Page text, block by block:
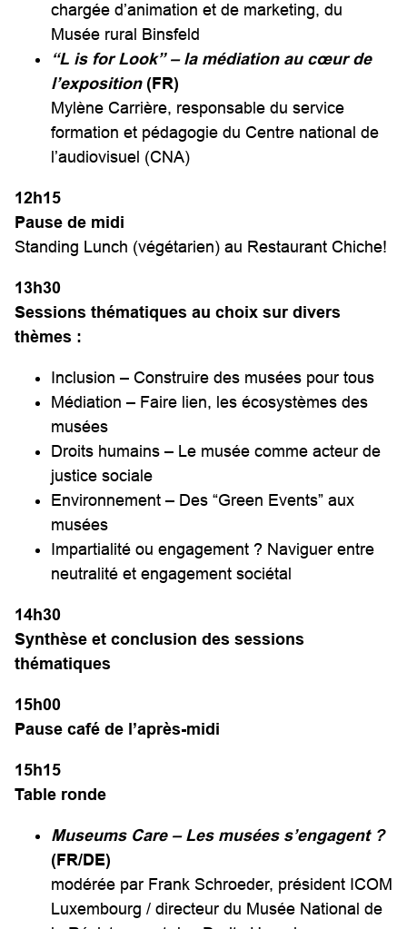
chargée d’animation et de marketing, du
Musée rural Binsfeld
“L is for Look” – la médiation au cœur de
l’exposition(FR)
Mylène Carrière, responsable du service
formation et pédagogie du Centre national de
l’audiovisuel (CNA)
12h15
Pause de midi
Standing Lunch (végétarien) au Restaurant Chiche!
13h30
Sessions thématiques au choix sur divers
thèmes :
Inclusion – Construire des musées pour tous
Médiation – Faire lien, les écosystèmes des
musées
Droits humains – Le musée comme acteur de
justice sociale
Environnement – Des “Green Events” aux
musées
Impartialité ou engagement ? Naviguer entre
neutralité et engagement sociétal
14h30
Synthèse et conclusion des sessions
thématiques
15h00
Pause café de l’après-midi
15h15
Table ronde
Museums Care – Les musées s’engagent ?
(FR/DE)
modérée par Frank Schroeder, président ICOM
Luxembourg / directeur du Musée National de